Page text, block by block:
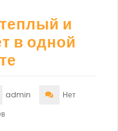
и
в одной
admin
Нет